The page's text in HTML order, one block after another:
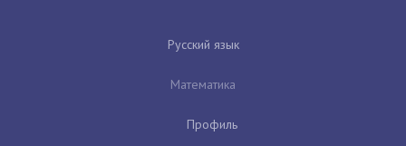
Русский язык
Математика
Профиль